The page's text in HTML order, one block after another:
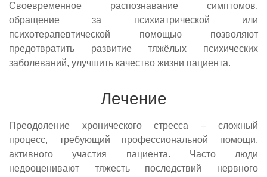
Своевременное распознавание симптомов,
обращение за психиатрической или
психотерапевтической помощью позволяют
предотвратить развитие тяжёлых психических
заболеваний, улучшить качество жизни пациента.
Лечение
Преодоление хронического стресса – сложный
процесс, требующий профессиональной помощи,
активного участия пациента. Часто люди
недооценивают тяжесть последствий нервного